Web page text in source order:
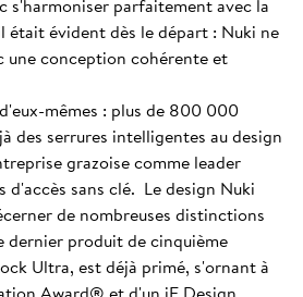
s'harmoniser parfaitement avec la
était évident dès le départ : Nuki ne
une conception cohérente et
mêmes : plus de 800 000
des serrures intelligentes au design
grazoise comme leader
d'accès sans clé. Le design Nuki
de nombreuses distinctions
dernier produit de cinquième
Ultra, est déjà primé, s'ornant à